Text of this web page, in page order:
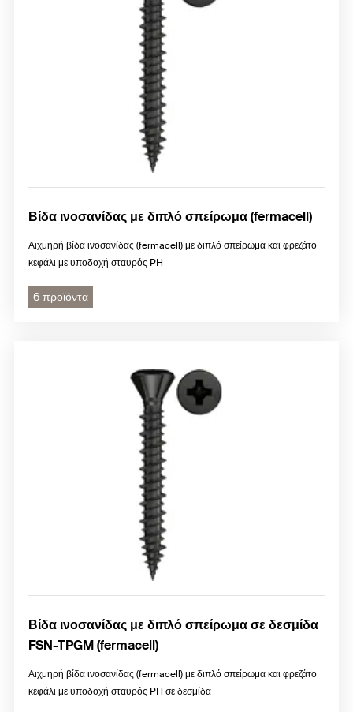
Βίδα ινοσανίδας με διπλό σπείρωμα (fermacell)
Αιχμηρή βίδα ινοσανίδας (fermacell) με διπλό σπείρωμα και φρεζάτο
κεφάλι με υποδοχή σταυρός PH
6 προϊόντα
Βίδα ινοσανίδας με διπλό σπείρωμα σε δεσμίδα
FSN-TPGM (fermacell)
Αιχμηρή βίδα ινοσανίδας (fermacell) με διπλό σπείρωμα και φρεζάτο
κεφάλι με υποδοχή σταυρός PH σε δεσμίδα